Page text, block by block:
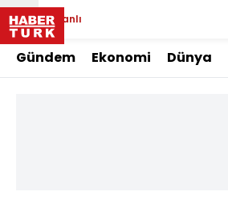
Canlı
Gündem Ekonomi Dünya